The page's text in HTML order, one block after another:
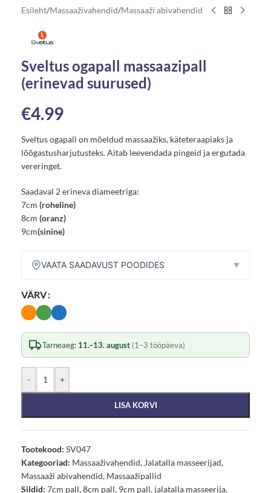
Esileht/Massaaživahendid/Massaaži abivahendid
Sveltus ogapall massaazipall
(erinevad suurused)
€4.99
Sveltus ogapall on mõeldud massaažiks, käteteraapiaks ja
lõõgastusharjutusteks. Aitab leevendada pingeid ja ergutada
vereringet.
Saadaval 2 erineva diameetriga:
7cm (roheline)
8cm (oranz)
9cm(sinine)
VAATA SAADAVUST POODIDES ▼
VÄRV
Tarneaeg: 11.–13. august (1–3 tööpäeva)
- +
LISA KORVI
Tootekood: SV047
Kategooriad: Massaaživahendid, Jalatalla masseerijad,
Massaaži abivahendid, Massaažipallid
Sildid: 7cm pall,8cm pall, 9cm pall, jalatalla masseerija,